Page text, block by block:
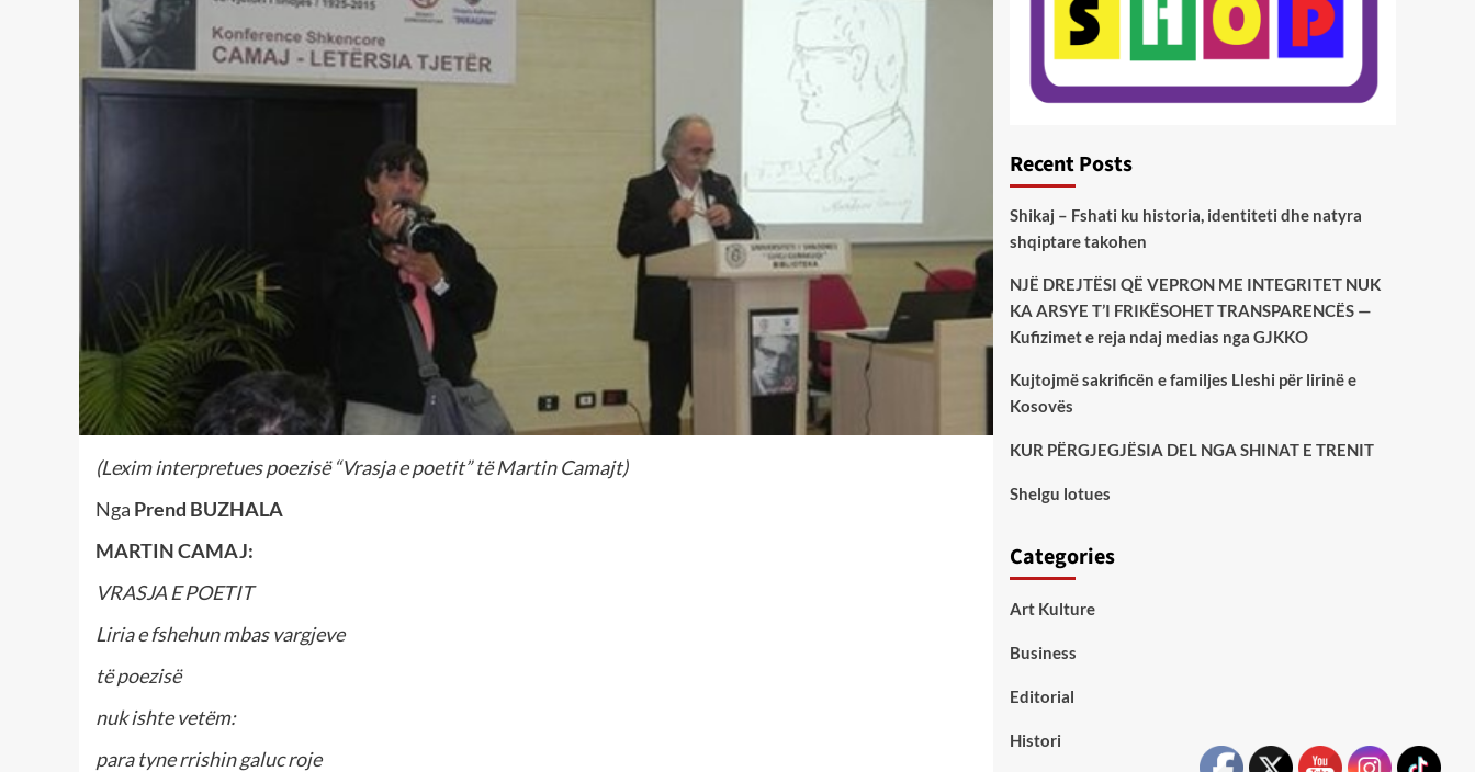
(Lexim interpretues poezisë “Vrasja e poetit” të Martin Camajt)
Nga Prend BUZHALA
MARTIN CAMAJ:
VRASJA E POETIT
Liria e fshehun mbas vargjeve
të poezisë
nuk ishte vetëm:
para tyne rrishin galuc roje
Recent Posts
Shikaj – Fshati ku historia, identiteti dhe natyra
shqiptare takohen
NJË DREJTËSI QË VEPRON ME INTEGRITET NUK
KA ARSYE T’I FRIKËSOHET TRANSPARENCËS —
Kufizimet e reja ndaj medias nga GJKKO
Kujtojmë sakrificën e familjes Lleshi për lirinë e
Kosovës
KUR PËRGJEGJËSIA DEL NGA SHINAT E TRENIT
Shelgu lotues
Categories
Art Kulture
Business
Editorial
Histori